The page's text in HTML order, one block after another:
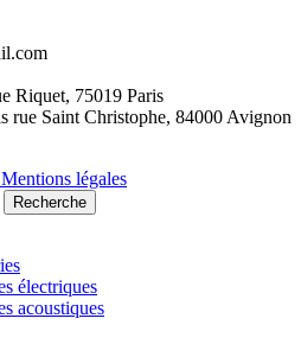
Riquet, 75019 Paris
rue Saint Christophe, 84000 Avignon
légales
Recherche
électriques
acoustiques